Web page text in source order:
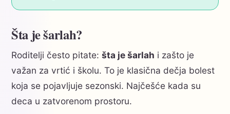
Šta je šarlah?
Roditelji često pitate: šta je šarlah i zašto je
važan za vrtić i školu. To je klasična dečja bolest
koja se pojavljuje sezonski. Najčešće kada su
deca u zatvorenom prostoru.